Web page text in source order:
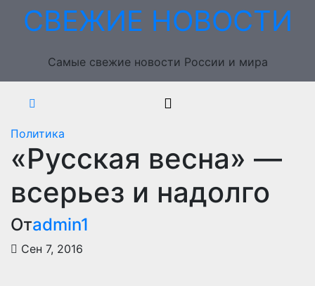
ПерейтиСВЕЖИЕ НОВОСТИ
Самые свежие новости России и мира
Политика
«Русская весна» —
всерьез и надолго
Отadmin1
Сен 7, 2016